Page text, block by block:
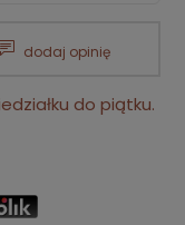
dodaj opinię
do piątku.